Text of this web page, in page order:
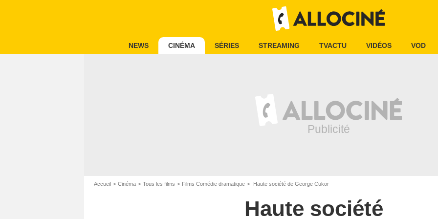
NEWS CINÉMA SÉRIES STREAMING TVACTU VIDÉOS VOD
Accueil Cinéma Tous les films Films Comédie dramatique Haute société de George Cukor
Haute société